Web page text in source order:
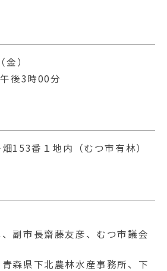
）
後3時00分
153番１地内（むつ市有林）
副市長齋藤友彦、むつ市議会
森県下北農林水産事務所、下